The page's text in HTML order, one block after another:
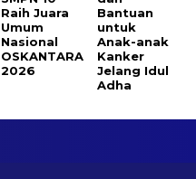
Raih Juara
Umum
Nasional
OSKANTARA
2026
Bantuan
untuk
Anak-anak
Kanker
Jelang Idul
Adha